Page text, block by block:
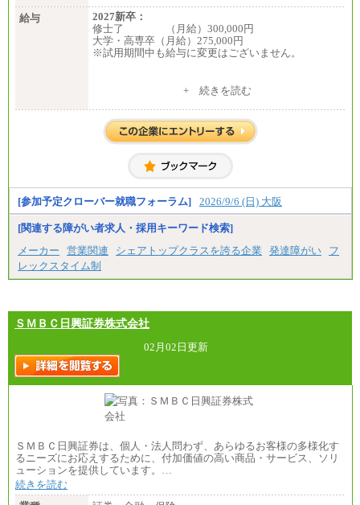
給与
2027新卒：
修士了 （月給）300,000円
大学・高専卒（月給）275,000円
※試用期間中も給与に変更はございません。
大学・高専卒（月給）275,000円
※試用期間中も給与に変更はございません。
+ 続きを読む
[参加予定クローバー就職フォーラム] 2026/9/6 (日) 大阪
[関連する障がい者求人・採用キーワード検索]
メーカー
営業関連 シェアトップクラスを誇る企業 発達障がい
フ
レックスタイム制
ＳＭＢＣ日興証券株式会社
02月02日更新
ＳＭＢＣ日興証券は、個人・法人問わず、あらゆるお客様の多様化す
るニーズにお応えするために、付加価値の高い商品・サービス、ソリ
ューションを提供しています。…
続きを読む